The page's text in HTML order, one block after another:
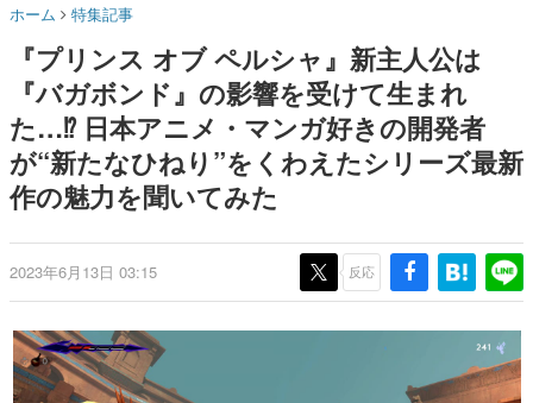
名作ゲームクリエイターの方々に製作時のエピソードをお
きます。
赫本
この物語を解いてはいけない。『赫本』は、〈試験問題〉
の形をした短編ホラー小説集です。
新世代に訊く
これからのデジタルゲーム市場を担う若きクリエイター達
ゲーム世代の作家たち
ゲームに多大な影響を受けた作家さんに取材し、ゲームが
画です。
日本モバイルゲーム産業史
日本のモバイルゲーム史における主要なトピック・タイト
ークやジオン公国軍のエンブレ
ム、型式番号などを配置
シスマイク』山田三郎役など
ホーム 特集記事
『プリンス オブ ペルシャ』新主人公は
『バガボンド』の影響を受けて生まれ
た…⁉ 日本アニメ・マンガ好きの開発者
が“新たなひねり”をくわえたシリーズ最新
作の魅力を聞いてみた
2023年6月13日 03:15 反応